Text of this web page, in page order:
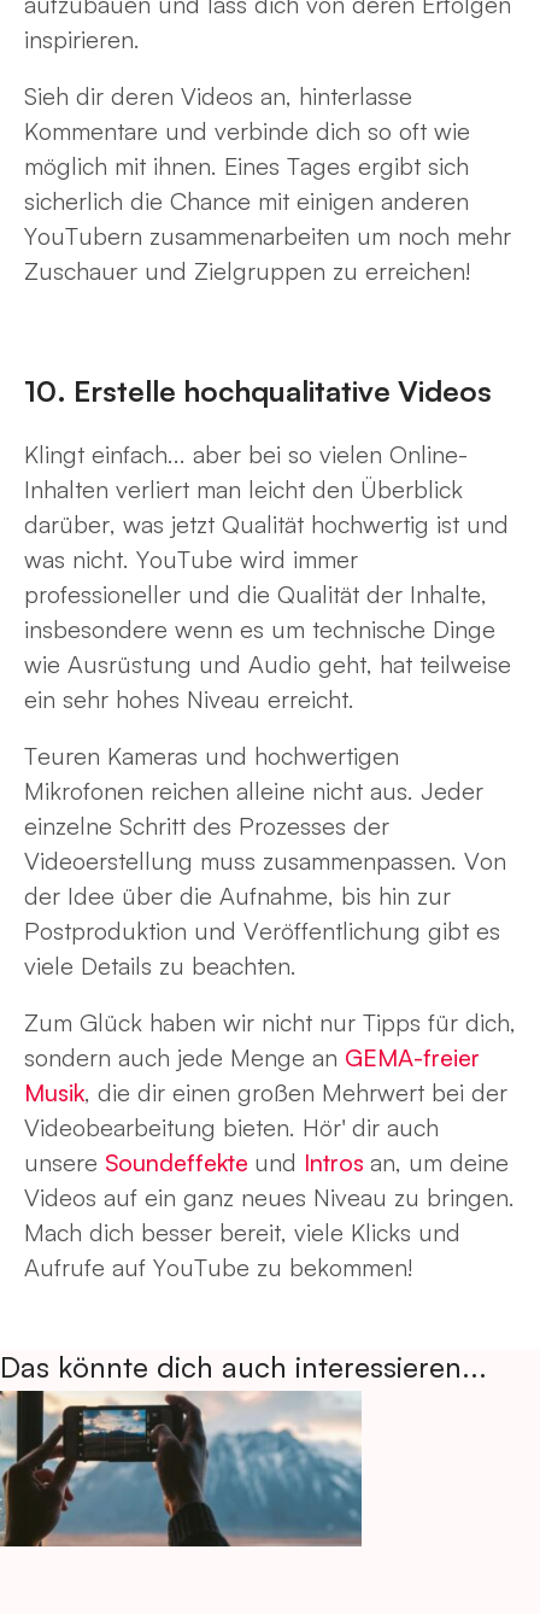
inspirieren.
Sieh dir deren Videos an, hinterlasse
Kommentare und verbinde dich so oft wie
möglich mit ihnen. Eines Tages ergibt sich
sicherlich die Chance mit einigen anderen
YouTubern zusammenarbeiten um noch mehr
Zuschauer und Zielgruppen zu erreichen!
10. Erstelle hochqualitative Videos
Klingt einfach... aber bei so vielen Online-
Inhalten verliert man leicht den Überblick
darüber, was jetzt Qualität hochwertig ist und
was nicht. YouTube wird immer
professioneller und die Qualität der Inhalte,
insbesondere wenn es um technische Dinge
wie Ausrüstung und Audio geht, hat teilweise
ein sehr hohes Niveau erreicht.
Teuren Kameras und hochwertigen
Mikrofonen reichen alleine nicht aus. Jeder
einzelne Schritt des Prozesses der
Videoerstellung muss zusammenpassen. Von
der Idee über die Aufnahme, bis hin zur
Postproduktion und Veröffentlichung gibt es
viele Details zu beachten.
Zum Glück haben wir nicht nur Tipps für dich,
sondern auch jede Menge an GEMA-freier
Musik, die dir einen großen Mehrwert bei der
Videobearbeitung bieten. Hör' dir auch
unsere Soundeffekte und Intros an, um deine
Videos auf ein ganz neues Niveau zu bringen.
Mach dich besser bereit, viele Klicks und
Aufrufe auf YouTube zu bekommen!
Das könnte dich auch interessieren...